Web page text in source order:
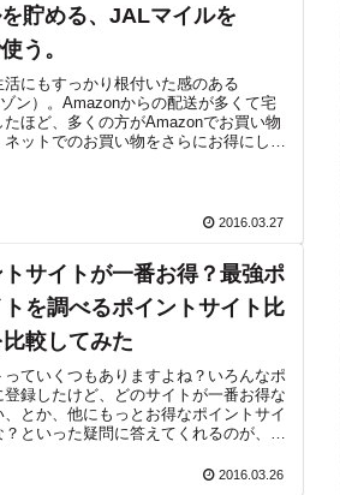
貯める、JALマイルを
う。
にもすっかり根付いた感のある
ン）。Amazonからの配送が多くて宅
ほど、多くの方がAmazonでお買い物
ネットでのお買い物をさらにお得にして
2016.03.27
サイトが一番お得？最強ポ
を調べるポイントサイト比
較してみた
っていくつもありますよね？いろんなポ
登録したけど、どのサイトが一番お得な
とか、他にもっとお得なポイントサイ
？といった疑問に答えてくれるのが、ポ
2016.03.26